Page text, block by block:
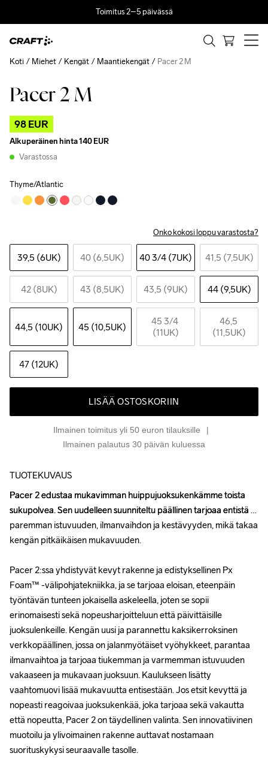
Toimitus 2–5 päivässä
Pacer 2 M
98 EUR
Alkuperäinen hinta140 EUR
Varastossa
Thyme/Atlantic
Onko kokosi loppu varastosta?
39,5 (6UK) 40 (6,5UK) 40 3/4 (7UK) 41,5 (7,5UK)
42 (8UK) 43 (8,5UK) 43,5 (9UK) 44 (9,5UK)
44,5 (10UK) 45 (10,5UK) 45 3/4
(11UK)
46,5
(11,5UK)
47 (12UK)
LISÄÄ OSTOSKORIIN
Ilmainen toimitus yli 50 euron tilauksille
Ilmainen palautus 30 päivän kuluessa
Koti Miehet Kengät Maantiekengät Pacer 2 M
Outlet
TUOTEKUVAUS
Pacer 2 edustaa mukavimman huippujuoksukenkämme toista
sukupolvea. Sen uudelleen suunniteltu päällinen tarjoaa entistä
paremman istuvuuden, ilmanvaihdon ja kestävyyden, mikä takaa
kengän pitkäikäisen mukavuuden.
Pacer 2:ssa yhdistyvät kevyt rakenne ja edistyksellinen Px
Foam™ -välipohjatekniikka, ja se tarjoaa eloisan, eteenpäin
työntävän tunteen jokaisella askeleella, joten se sopii
erinomaisesti sekä nopeusharjoitteluun että päivittäisille
juoksulenkeille. Kengän uusi ja parannettu kaksikerroksinen
verkkopäällinen, jossa on jalanmyötäiset vyöhykkeet, parantaa
ilmanvaihtoa ja tarjoaa tiukemman ja varmemman istuvuuden
vakaaseen ja mukavaan juoksuun. Kaulukseen lisätty
vaahtomuovi lisää mukavuutta entisestään. Jos etsit kevyttä ja
nopeasti reagoivaa juoksukenkää, joka tarjoaa sekä vakautta
että nopeutta, Pacer 2 on täydellinen valinta. Sen innovatiivinen
muotoilu ja ylivoimainen rakenne auttavat nostamaan
suorituskykysi seuraavalle tasolle.
Pacer 2 edustaa mukavimman huippujuoksukenkämme toista
sukupolvea. Sen uudelleen suunniteltu päällinen tarjoaa entistä
paremman istuvuuden, ilmanvaihdon ja kestävyyden, mikä takaa
kengän pitkäikäisen mukavuuden.
Pacer 2:ssa yhdistyvät kevyt rakenne ja edistyksellinen Px
Foam™ -välipohjatekniikka, ja se tarjoaa eloisan, eteenpäin
työntävän tunteen jokaisella askeleella, joten se sopii
erinomaisesti sekä nopeusharjoitteluun että päivittäisille
juoksulenkeille. Kengän uusi ja parannettu kaksikerroksinen
verkkopäällinen, jossa on jalanmyötäiset vyöhykkeet, parantaa
ilmanvaihtoa ja tarjoaa tiukemman ja varmemman istuvuuden
vakaaseen ja mukavaan juoksuun. Kaulukseen lisätty
vaahtomuovi lisää mukavuutta entisestään. Jos etsit kevyttä ja
nopeasti reagoivaa juoksukenkää, joka tarjoaa sekä vakautta
että nopeutta, Pacer 2 on täydellinen valinta. Sen innovatiivinen
muotoilu ja ylivoimainen rakenne auttavat nostamaan
suorituskykysi seuraavalle tasolle.